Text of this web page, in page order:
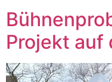
Projekt auf